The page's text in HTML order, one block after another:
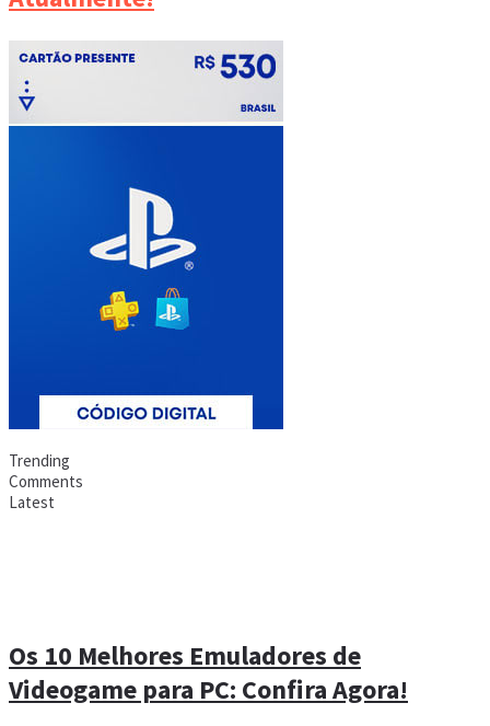
Trending
Comments
Latest
Os 10 Melhores Emuladores de
Videogame para PC: Confira Agora!